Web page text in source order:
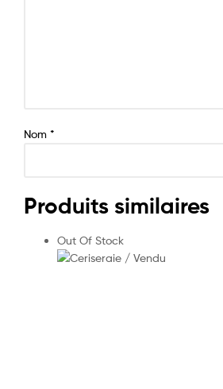
Nom *
Produits similaires
Out Of Stock